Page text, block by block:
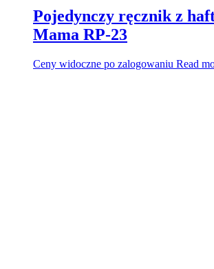
Pojedynczy ręcznik z
Mama RP-23
Ceny widoczne po zalogowaniu Read